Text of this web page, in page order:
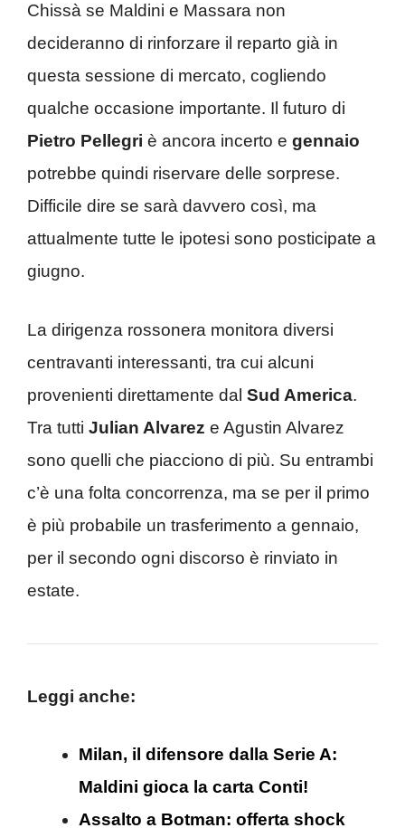
Chissà se Maldini e Massara non
decideranno di rinforzare il reparto già in
questa sessione di mercato, cogliendo
qualche occasione importante. Il futuro di
Pietro Pellegri è ancora incerto e gennaio
potrebbe quindi riservare delle sorprese.
Difficile dire se sarà davvero così, ma
attualmente tutte le ipotesi sono posticipate a
giugno.
La dirigenza rossonera monitora diversi
centravanti interessanti, tra cui alcuni
provenienti direttamente dal Sud America.
Tra tutti Julian Alvarez e Agustin Alvarez
sono quelli che piacciono di più. Su entrambi
c’è una folta concorrenza, ma se per il primo
è più probabile un trasferimento a gennaio,
per il secondo ogni discorso è rinviato in
estate.
Leggi anche:
Milan, il difensore dalla Serie A:
Maldini gioca la carta Conti!
Assalto a Botman: offerta shock